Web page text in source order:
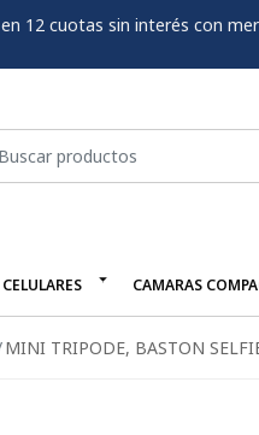
12 cuotas sin interés con
CELULARES CAMARAS
MINI TRIPODE, BASTON